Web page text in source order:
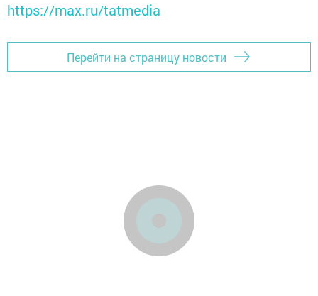
https://max.ru/tatmedia
Перейти на страницу новости